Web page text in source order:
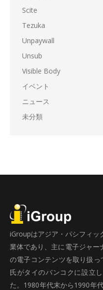
Scite
Tezuka
Unpaywall
Unsub
Visible Body
イベント
ニュース
未分類
iGroupはアジア・パシフィッ
業体であり、主に電子ジャ
の電子コンテンツを取り扱
氏がタイのバンコクに設立
た。1980年代末から1990年